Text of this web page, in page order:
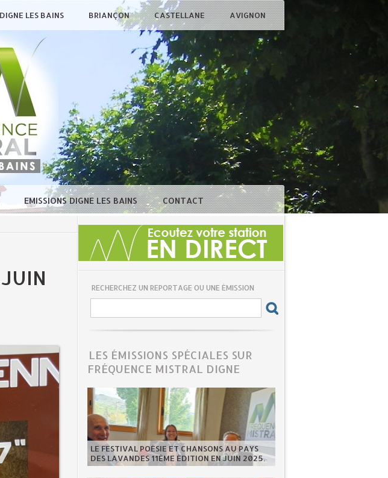
DIGNE LES BAINS BRIANÇON CASTELLANE AVIGNON
EMISSIONS DIGNE LES BAINS CONTACT
RECHERCHEZ UN REPORTAGE OU UNE ÉMISSION
LES ÉMISSIONS SPÉCIALES SUR
FRÉQUENCE MISTRAL DIGNE
LE FESTIVAL POÉSIE ET CHANSONS AU PAYS
DES LAVANDES 11ÈME ÉDITION EN JUIN 2025.